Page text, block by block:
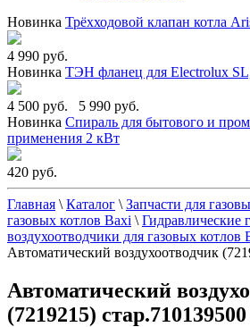
Новинка Трёхходовой клапан котла
4 990 руб.
Новинка ТЭН фланец для Electrolux
4 500 руб.
5 990 руб.
Новинка Спираль для бытового и
применения 2 кВт
420 руб.
Главная \ Каталог \ Запчасти для
газовых котлов Baxi \ Гидравлические
воздухоотводчики для газовых
Автоматический воздухоотводчик
Автоматический
(7219215) стар.710139500